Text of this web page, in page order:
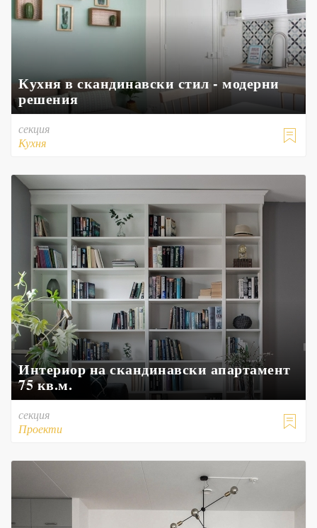
Кухня в скандинавски стил - модерни
решения

секция
Кухня
Интериор на скандинавски апартамент
75 кв.м.

секция
Проекти